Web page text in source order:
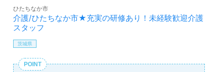
介護/ひたちなか市★充実の研修あり！未経験歓迎介護
スタッフ
ひたちなか市
茨城県
POINT